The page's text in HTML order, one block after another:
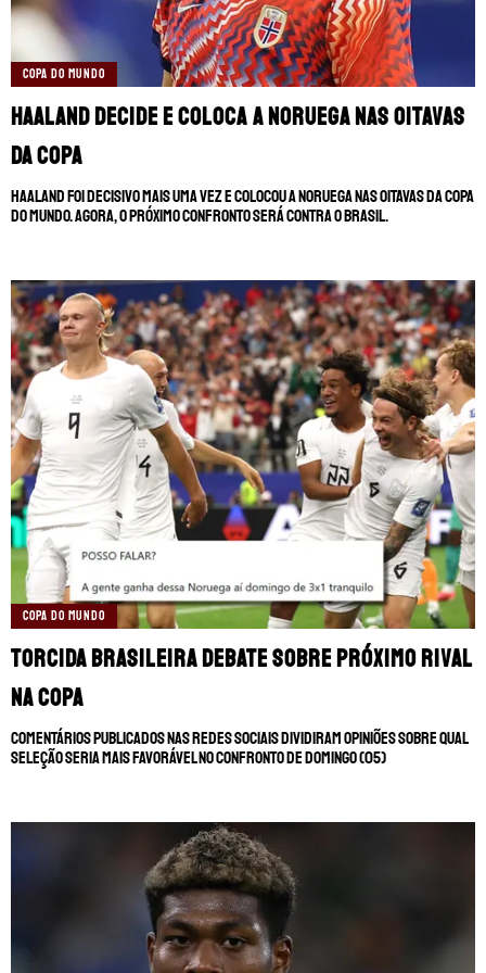
COPA DO MUNDO
Haaland decide e coloca a Noruega nas oitavas
da Copa
Haaland foi decisivo mais uma vez e colocou a Noruega nas oitavas da Copa
do Mundo. Agora, o próximo confronto será contra o Brasil.
COPA DO MUNDO
Torcida brasileira debate sobre próximo rival
na Copa
Comentários publicados nas redes sociais dividiram opiniões sobre qual
seleção seria mais favorável no confronto de domingo (05)